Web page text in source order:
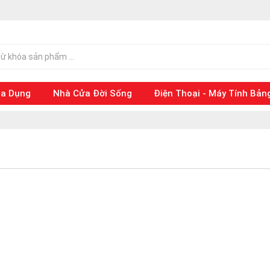
Dụng Nhà Cửa Đời Sống Điện Thoại - Máy Tính